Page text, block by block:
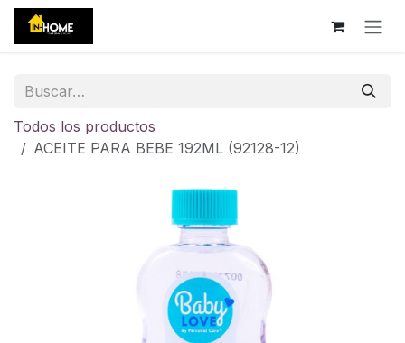
Ir al contenido
Todos los productos
ACEITE PARA BEBE 192ML (92128-12)